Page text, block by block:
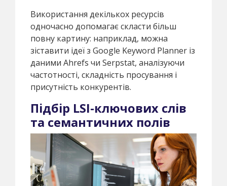
Використання декількох ресурсів
одночасно допомагає скласти більш
повну картину: наприклад, можна
зіставити ідеї з Google Keyword Planner із
даними Ahrefs чи Serpstat, аналізуючи
частотності, складність просування і
присутність конкурентів.
Підбір LSI-ключових слів
та семантичних полів